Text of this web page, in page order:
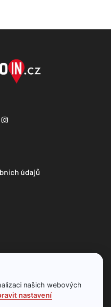
údajů
našich webových
nastavení